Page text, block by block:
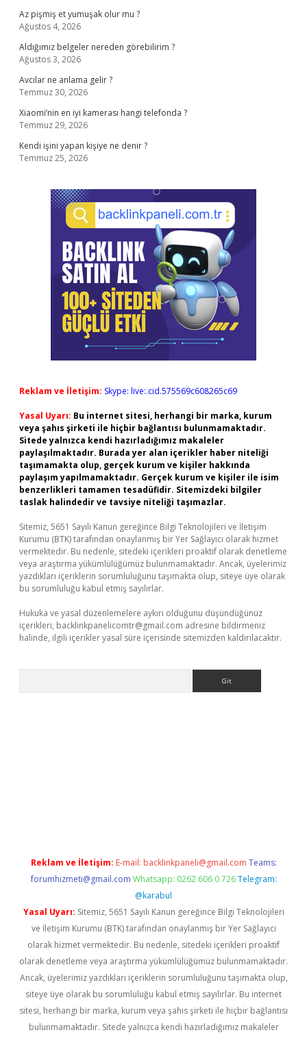
Az pişmiş et yumuşak olur mu ?
Ağustos 4, 2026
Aldığımız belgeler nereden görebilirim ?
Ağustos 3, 2026
Avcılar ne anlama gelir ?
Temmuz 30, 2026
Xiaomi’nin en iyi kamerası hangi telefonda ?
Temmuz 29, 2026
Kendi işini yapan kişiye ne denir ?
Temmuz 25, 2026
Reklam ve İletişim: Skype: live:.cid.575569c608265c69
Yasal Uyarı: Bu internet sitesi, herhangi bir marka, kurum
veya şahıs şirketi ile hiçbir bağlantısı bulunmamaktadır.
Sitede yalnızca kendi hazırladığımız makaleler
paylaşılmaktadır. Burada yer alan içerikler haber niteliği
taşımamakta olup, gerçek kurum ve kişiler hakkında
paylaşım yapılmamaktadır. Gerçek kurum ve kişiler ile isim
benzerlikleri tamamen tesadüfidir. Sitemizdeki bilgiler
taslak halindedir ve tavsiye niteliği taşımazlar.
Sitemiz, 5651 Sayılı Kanun gereğince Bilgi Teknolojileri ve İletişim
Kurumu (BTK) tarafından onaylanmış bir Yer Sağlayıcı olarak hizmet
vermektedir. Bu nedenle, sitedeki içerikleri proaktif olarak denetleme
veya araştırma yükümlülüğümüz bulunmamaktadır. Ancak, üyelerimiz
yazdıkları içeriklerin sorumluluğunu taşımakta olup, siteye üye olarak
bu sorumluluğu kabul etmiş sayılırlar.
Hukuka ve yasal düzenlemelere aykırı olduğunu düşündüğünüz
içerikleri, backlinkpanelicomtr@gmail.com adresine bildirmeniz
halinde, ilgili içerikler yasal süre içerisinde sitemizden kaldırılacaktır.
Reklam ve İletişim: E-mail: backlinkpaneli@gmail.com Teams:
forumhizmeti@gmail.com Whatsapp: 0262 606 0 726 Telegram:
@karabul
Yasal Uyarı: Sitemiz, 5651 Sayılı Kanun gereğince Bilgi Teknolojileri
ve İletişim Kurumu (BTK) tarafından onaylanmış bir Yer Sağlayıcı
olarak hizmet vermektedir. Bu nedenle, sitedeki içerikleri proaktif
olarak denetleme veya araştırma yükümlülüğümüz bulunmamaktadır.
Ancak, üyelerimiz yazdıkları içeriklerin sorumluluğunu taşımakta olup,
siteye üye olarak bu sorumluluğu kabul etmiş sayılırlar. Bu internet
sitesi, herhangi bir marka, kurum veya şahıs şirketi ile hiçbir bağlantısı
bulunmamaktadır. Sitede yalnızca kendi hazırladığımız makaleler